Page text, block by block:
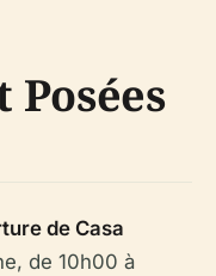
de Casa
de 10h00 à